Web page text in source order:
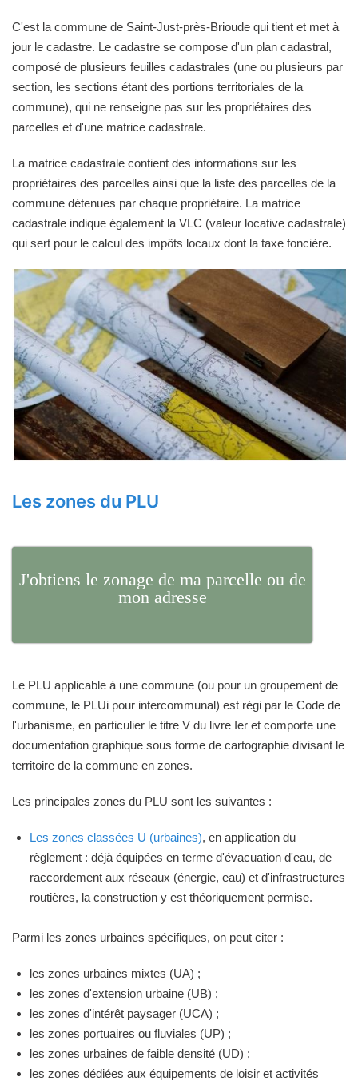
C'est la commune de Saint-Just-près-Brioude qui tient et met à
jour le cadastre. Le cadastre se compose d'un plan cadastral,
composé de plusieurs feuilles cadastrales (une ou plusieurs par
section, les sections étant des portions territoriales de la
commune), qui ne renseigne pas sur les propriétaires des
parcelles et d'une matrice cadastrale.
La matrice cadastrale contient des informations sur les
propriétaires des parcelles ainsi que la liste des parcelles de la
commune détenues par chaque propriétaire. La matrice
cadastrale indique également la VLC (valeur locative cadastrale)
qui sert pour le calcul des impôts locaux dont la taxe foncière.
Les zones du PLU
J'obtiens le zonage de ma parcelle ou de
mon adresse
Le PLU applicable à une commune (ou pour un groupement de
commune, le PLUi pour intercommunal) est régi par le Code de
l'urbanisme, en particulier le titre V du livre Ier et comporte une
documentation graphique sous forme de cartographie divisant le
territoire de la commune en zones.
Les principales zones du PLU sont les suivantes :
Les zones classées U (urbaines), en application du
règlement : déjà équipées en terme d'évacuation d'eau, de
raccordement aux réseaux (énergie, eau) et d'infrastructures
routières, la construction y est théoriquement permise.
Parmi les zones urbaines spécifiques, on peut citer :
les zones urbaines mixtes (UA) ;
les zones d'extension urbaine (UB) ;
les zones d'intérêt paysager (UCA) ;
les zones portuaires ou fluviales (UP) ;
les zones urbaines de faible densité (UD) ;
les zones dédiées aux équipements de loisir et activités